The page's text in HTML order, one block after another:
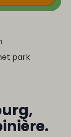
park